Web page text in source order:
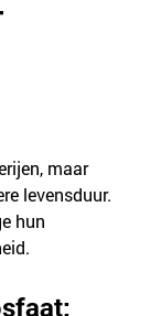
maar
levensduur.
hun